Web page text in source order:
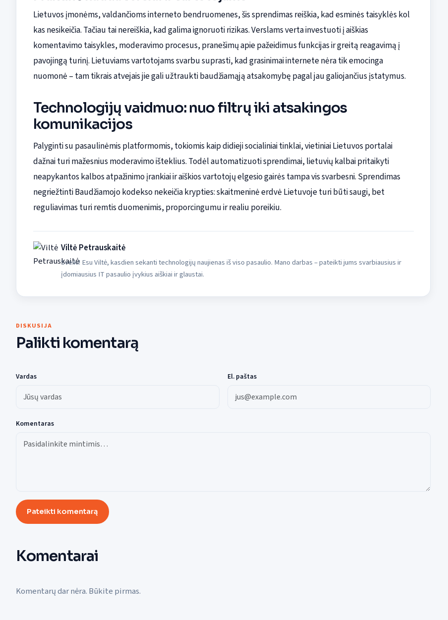
Lietuvos įmonėms, valdančioms interneto bendruomenes, šis sprendimas reiškia, kad esminės taisyklės kol
kas nesikeičia. Tačiau tai nereiškia, kad galima ignoruoti rizikas. Verslams verta investuoti į aiškias
komentavimo taisykles, moderavimo procesus, pranešimų apie pažeidimus funkcijas ir greitą reagavimą į
pavojingą turinį. Lietuviams vartotojams svarbu suprasti, kad grasinimai internete nėra tik emocinga
nuomonė – tam tikrais atvejais jie gali užtraukti baudžiamąją atsakomybę pagal jau galiojančius įstatymus.
Technologijų vaidmuo: nuo filtrų iki atsakingos
komunikacijos
Palyginti su pasaulinėmis platformomis, tokiomis kaip didieji socialiniai tinklai, vietiniai Lietuvos portalai
dažnai turi mažesnius moderavimo išteklius. Todėl automatizuoti sprendimai, lietuvių kalbai pritaikyti
neapykantos kalbos atpažinimo įrankiai ir aiškios vartotojų elgesio gairės tampa vis svarbesni. Sprendimas
negriežtinti Baudžiamojo kodekso nekeičia krypties: skaitmeninė erdvė Lietuvoje turi būti saugi, bet
reguliavimas turi remtis duomenimis, proporcingumu ir realiu poreikiu.
Viltė Petrauskaitė
Sveiki! Esu Viltė, kasdien sekanti technologijų naujienas iš viso pasaulio. Mano darbas – pateikti jums svarbiausius ir
įdomiausius IT pasaulio įvykius aiškiai ir glaustai.
DISKUSIJA
Palikti komentarą
Vardas El. paštas
Komentaras
Pateikti komentarą
Komentarai
Komentarų dar nėra. Būkite pirmas.